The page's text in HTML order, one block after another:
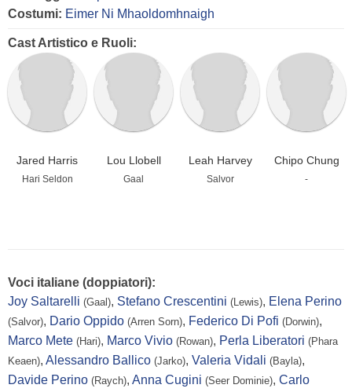
Costumi: Eimer Ni Mhaoldomhnaigh
Cast Artistico e Ruoli:
Jared Harris
Hari Seldon
Lou Llobell
Gaal
Leah Harvey
Salvor
Chipo Chung
-
Voci italiane (doppiatori):
Joy Saltarelli (Gaal), Stefano Crescentini (Lewis), Elena Perino
(Salvor), Dario Oppido (Arren Sorn), Federico Di Pofi (Dorwin),
Marco Mete (Hari), Marco Vivio (Rowan), Perla Liberatori (Phara
Keaen), Alessandro Ballico (Jarko), Valeria Vidali (Bayla),
Davide Perino (Raych), Anna Cugini (Seer Dominie), Carlo